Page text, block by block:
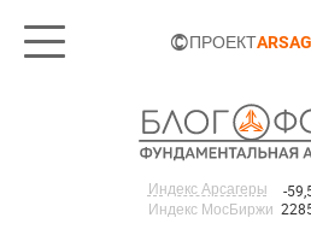
©ПРОЕКТ
Индекс Арсагеры -
Индекс МосБиржи